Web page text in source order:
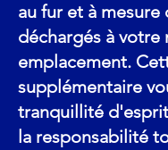
au fur et à
déchargés à votre
emplacement.
supplémentaire
tranquillité
la responsabilité